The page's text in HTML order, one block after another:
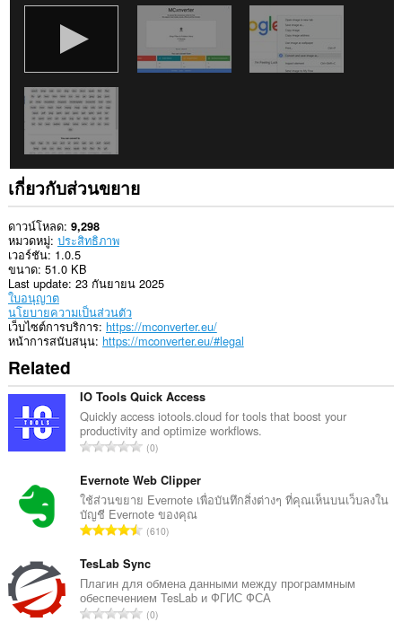
เกี่ยวกับส่วนขยาย
ดาวน์โหลด 9,298
หมวดหมู่ ประสิทธิภาพ
เวอร์ชัน 1.0.5
ขนาด 51.0 KB
Last update 23 กันยายน 2025
ใบอนุญาต
นโยบายความเป็นส่วนตัว
เว็บไซต์การบริการ https://mconverter.eu/
หน้าการสนับสนุน https://mconverter.eu/#legal
Related
IO Tools Quick Access
Quickly access iotools.cloud for tools that boost your
productivity and optimize workflows.
จำ
ว
น
ค
ะ
น
น
ร
ว
0
Evernote Web Clipper
ใช้ส่วนขยาย Evernote เพื่อบันทึกสิ่งต่างๆ ที่คุณเห็นบนเว็บลงใน
บัญชี Evernote ของคุณ
จำ
ว
น
ค
ะ
610
TesLab Sync
Плагин для обмена данными между программным
обеспечением TesLab и ФГИС ФСА
จำ
0